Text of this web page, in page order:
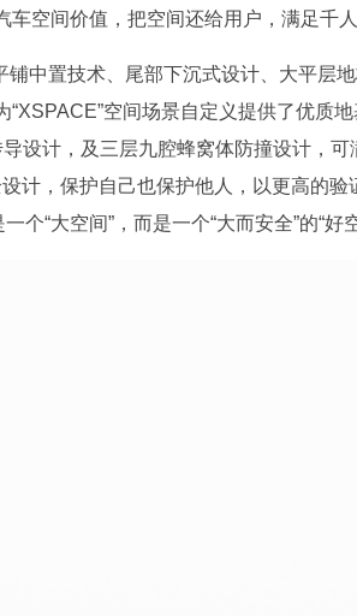
空间价值，把空间还给用户，满足千
中置技术、尾部下沉式设计、大平层
空间场景自定义提供了优质
设计，及三层九腔蜂窝体防撞设计，可
计，保护自己也保护他人，以更高的验
“大空间”，而是一个“大而安全”的“好空